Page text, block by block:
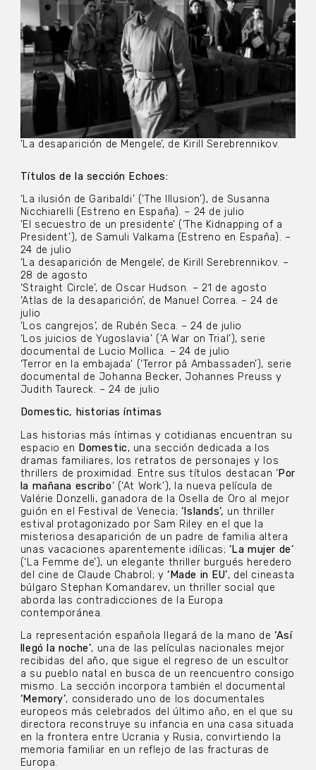
‘La desaparición de Mengele’, de Kirill Serebrennikov.
Títulos de la sección Echoes:
‘La ilusión de Garibaldi’ (‘The Illusion’), de Susanna
Nicchiarelli (Estreno en España). – 24 de julio
‘El secuestro de un presidente’ (‘The Kidnapping of a
President’), de Samuli Valkama (Estreno en España). –
24 de julio
‘La desaparición de Mengele’, de Kirill Serebrennikov. –
28 de agosto
‘Straight Circle’, de Oscar Hudson. – 21 de agosto
‘Atlas de la desaparición’, de Manuel Correa. – 24 de
julio
‘Los cangrejos’, de Rubén Seca. – 24 de julio
‘Los juicios de Yugoslavia’ (‘A War on Trial’), serie
documental de Lucio Mollica. – 24 de julio
‘Terror en la embajada’ (‘Terror på Ambassaden’), serie
documental de Johanna Becker, Johannes Preuss y
Judith Taureck. – 24 de julio
Domestic, historias íntimas
Las historias más íntimas y cotidianas encuentran su
espacio en Domestic, una sección dedicada a los
dramas familiares, los retratos de personajes y los
thrillers de proximidad. Entre sus títulos destacan ‘Por
la mañana escribo‘ (‘At Work’), la nueva película de
Valérie Donzelli, ganadora de la Osella de Oro al mejor
guión en el Festival de Venecia; ‘Islands’, un thriller
estival protagonizado por Sam Riley en el que la
misteriosa desaparición de un padre de familia altera
unas vacaciones aparentemente idílicas; ‘La mujer de’
(‘La Femme de’), un elegante thriller burgués heredero
del cine de Claude Chabrol; y‘Made in EU’, del cineasta
búlgaro Stephan Komandarev, un thriller social que
aborda las contradicciones de la Europa
contemporánea.
La representación española llegará de la mano de‘Así
llegó la noche’, una de las películas nacionales mejor
recibidas del año, que sigue el regreso de un escultor
a su pueblo natal en busca de un reencuentro consigo
mismo. La sección incorpora también el documental
‘Memory’, considerado uno de los documentales
europeos más celebrados del último año, en el que su
directora reconstruye su infancia en una casa situada
en la frontera entre Ucrania y Rusia, convirtiendo la
memoria familiar en un reflejo de las fracturas de
Europa.